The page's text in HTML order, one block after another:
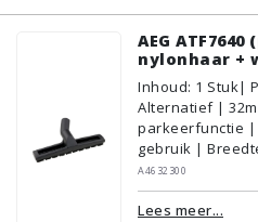
AEG
nylonhaar +
Inhoud: 1 Stuk|
Alternatief |
parkeerfunctie |
gebruik |
Zonder
Geschikt voor
Parket/Laminaat,
A4632300
Lees meer...